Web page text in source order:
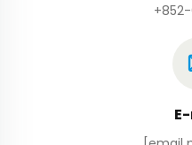
+852-